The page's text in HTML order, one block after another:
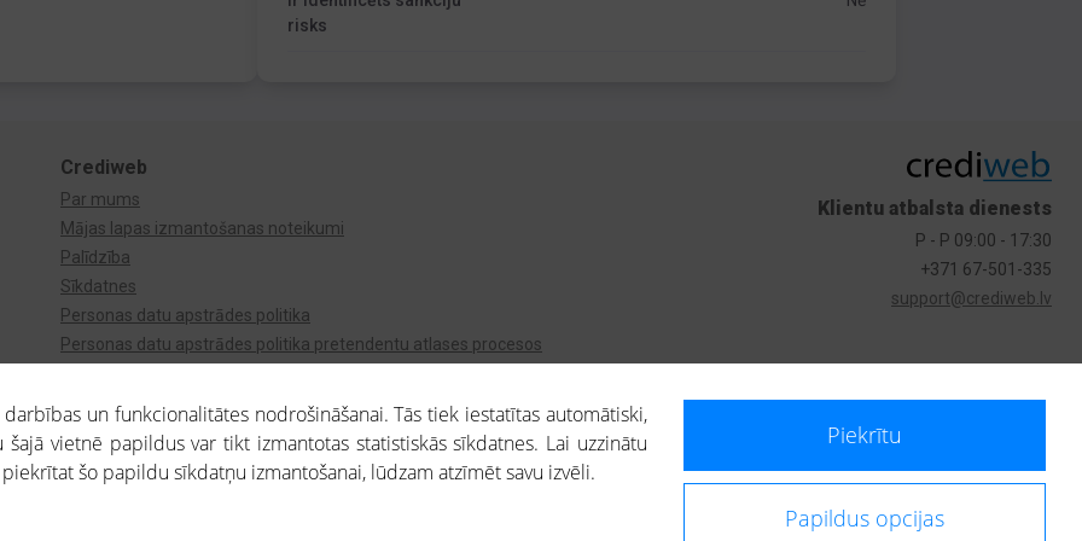
risks
Crediweb
Par mums
Mājas lapas izmantošanas noteikumi
Palīdzība
Sīkdatnes
Personas datu apstrādes politika
Personas datu apstrādes politika pretendentu atlases procesos
Klientu atbalsta dienests
P - P 09:00 - 17:30
+371 67-501-335
support@crediweb.lv
ietvaros saņemtajai informācijai ir uzziņas raksturs, un tai nav juridiska spēka. Portāla lietotājs, izmantojot portālā saņemto informāciju, ir atbildīgs par fizisko
un funkcionalitātes nodrošināšanai. Tās tiek iestatītas automātiski,
vietnē papildus var tikt izmantotas statistiskās sīkdatnes. Lai uzzinātu
piekrītat šo papildu sīkdatņu izmantošanai, lūdzam atzīmēt savu izvēli.
Piekrītu
Papildus opcijas